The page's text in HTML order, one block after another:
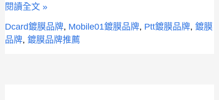
享
膜
品
閱讀全文 »
Dcard鍍膜品牌, Mobile01鍍膜品牌, Ptt鍍膜品牌, 鍍膜
品牌, 鍍膜品牌推薦